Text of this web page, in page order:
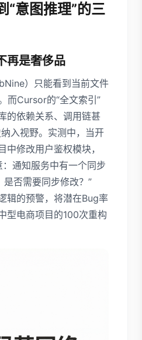
“意图推理”的三
再是奢侈品
）只能看到当前文件
而Cursor的“全文索引”
的依赖关系、调用链甚
入视野。实测中，当开
中修改用户鉴权模块，
通知服务中有一个同步
否需要同步修改？”
的预警，将潜在Bug率
型电商项目的100次重构